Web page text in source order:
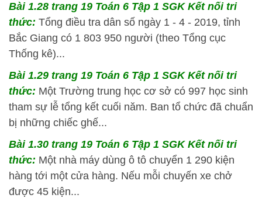
Bài 1.28 trang 19 Toán 6 Tập 1 SGK Kết nối tri
thức: Tổng điều tra dân số ngày 1 - 4 - 2019, tỉnh
Bắc Giang có 1 803 950 người (theo Tổng cục
Thống kê)...
Bài 1.29 trang 19 Toán 6 Tập 1 SGK Kết nối tri
thức: Một Trường trung học cơ sở có 997 học sinh
tham sự lễ tổng kết cuối năm. Ban tổ chức đã chuẩn
bị những chiếc ghế...
Bài 1.30 trang 19 Toán 6 Tập 1 SGK Kết nối tri
thức: Một nhà máy dùng ô tô chuyển 1 290 kiện
hàng tới một cửa hàng. Nếu mỗi chuyến xe chở
được 45 kiện...